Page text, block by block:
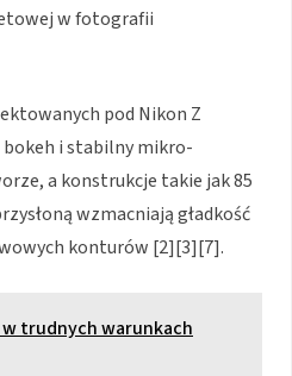
w fotografii
pod Nikon Z
i stabilny mikro-
a konstrukcje takie jak 85
wzmacniają gładkość
konturów [2][3][7].
trudnych warunkach